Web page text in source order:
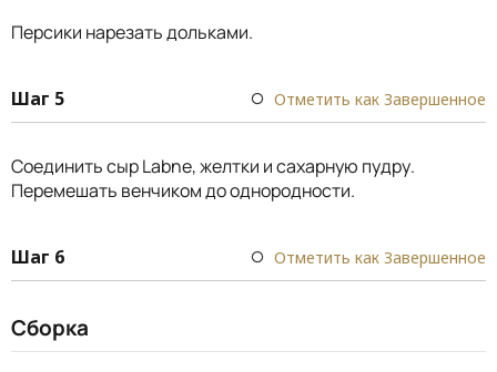
Персики нарезать дольками.
Шаг 5 Отметить как Завершенное
Соединить сыр Labne, желтки и сахарную пудру.
Перемешать венчиком до однородности.
Шаг 6 Отметить как Завершенное
Сборка